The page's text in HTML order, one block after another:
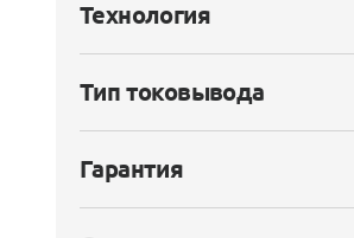
Технология
Тип токовывода
Гарантия